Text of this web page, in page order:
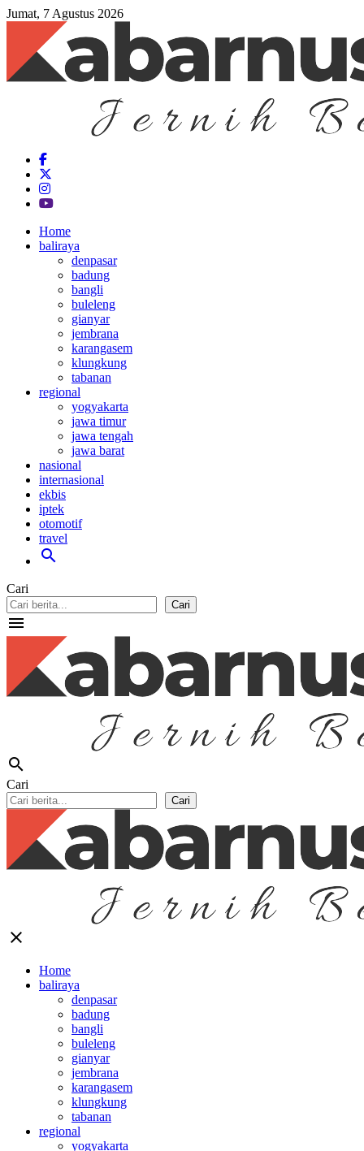
Jumat, 7 Agustus 2026
Home
baliraya
denpasar
badung
bangli
buleleng
gianyar
jembrana
karangasem
klungkung
tabanan
regional
yogyakarta
jawa timur
jawa tengah
jawa barat
nasional
internasional
ekbis
iptek
otomotif
travel
search
Cari
Cari
menu
search
Cari
Cari
close
Home
baliraya
denpasar
badung
bangli
buleleng
gianyar
jembrana
karangasem
klungkung
tabanan
regional
yogyakarta